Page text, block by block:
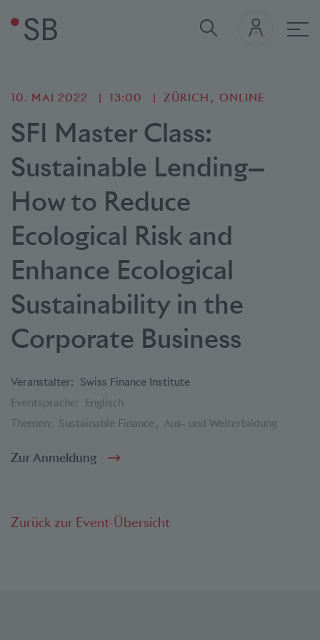
10. MAI 2022 13:00 ZÜRICH ONLINE
SFI Master Class:
Sustainable Lending—
How to Reduce
Ecological Risk and
Enhance Ecological
Sustainability in the
Corporate Business
Veranstalter: Swiss Finance Institute
Eventsprache:
Englisch
Themen: Sustainable Finance Aus- und Weiterbildung
Zur Anmeldung
Zurück zur Event-Übersicht